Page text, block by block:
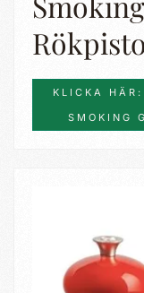
KLICKA
SMOKING